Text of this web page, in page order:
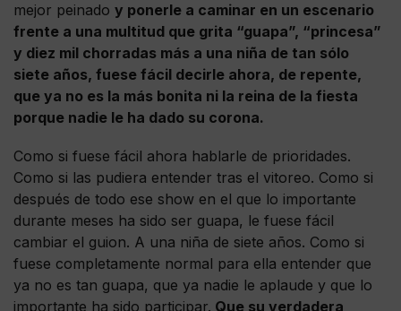
mejor peinado y ponerle a caminar en un escenario
frente a una multitud que grita “guapa”, “princesa”
y diez mil chorradas más a una niña de tan sólo
siete años, fuese fácil decirle ahora, de repente,
que ya no es la más bonita ni la reina de la fiesta
porque nadie le ha dado su corona.
Como si fuese fácil ahora hablarle de prioridades.
Como si las pudiera entender tras el vitoreo. Como si
después de todo ese show en el que lo importante
durante meses ha sido ser guapa, le fuese fácil
cambiar el guion. A una niña de siete años. Como si
fuese completamente normal para ella entender que
ya no es tan guapa, que ya nadie le aplaude y que lo
importante ha sido participar. Que su verdadera